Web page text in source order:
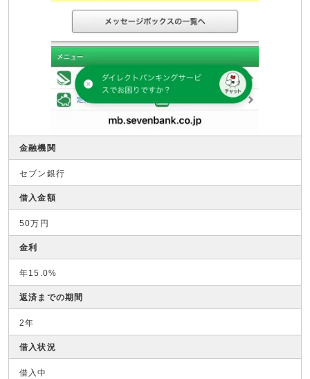
金融機関
セブン銀行
借入金額
50万円
金利
年15.0%
返済までの期間
2年
借入状況
借入中